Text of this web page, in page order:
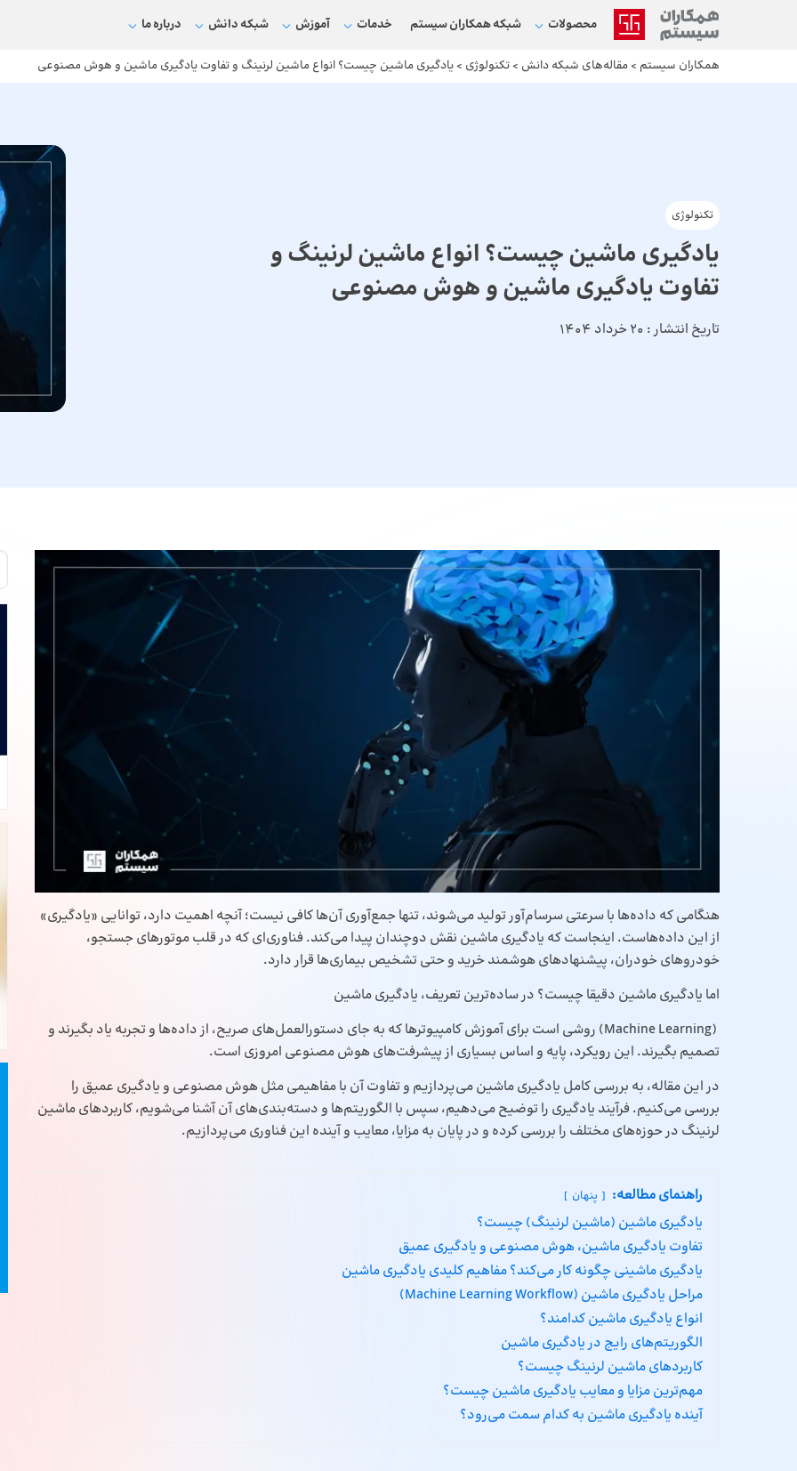
محصولات شبکه‌ همکاران سیستم خدمات آموزش شبکه دانش درباره ما
همکاران سیستم > مقاله‌های شبکه دانش > تکنولوژی > یادگیری ماشین چیست؟ انواع ماشین لرنینگ و تفاوت یادگیری ماشین و هوش مصنوعی
تکنولوژی
یادگیری ماشین چیست؟ انواع ماشین لرنینگ و
تفاوت یادگیری ماشین و هوش مصنوعی
تاریخ انتشار : 20 خرداد 1404
هنگامی که داده‌ها با سرعتی سرسام‌آور تولید می‌شوند، تنها جمع‌آوری آن‌ها کافی نیست؛ آنچه اهمیت دارد، توانایی «یادگیری»
از این داده‌هاست. اینجاست که یادگیری ماشین نقش دوچندان پیدا می‌کند. فناوری‌ای که در قلب موتورهای جستجو،
خودروهای خودران، پیشنهادهای هوشمند خرید و حتی تشخیص بیماری‌ها قرار دارد.
اما یادگیری ماشین دقیقا چیست؟ در ساده‌ترین تعریف، یادگیری ماشین
(Machine Learning) روشی است برای آموزش کامپیوترها که به جای دستورالعمل‌های صریح، از داده‌ها و تجربه یاد بگیرند و
تصمیم بگیرند. این رویکرد، پایه و اساس بسیاری از پیشرفت‌های هوش مصنوعی امروزی است.
در این مقاله، به بررسی کامل یادگیری ماشین می‌پردازیم و تفاوت آن با مفاهیمی مثل هوش مصنوعی و یادگیری عمیق را
بررسی می‌کنیم. فرآیند یادگیری را توضیح می‌دهیم، سپس با الگوریتم‌ها و دسته‌بندی‌های آن آشنا می‌شویم، کاربردهای ماشین
لرنینگ در حوزه‌های مختلف را بررسی کرده و در پایان به مزایا، معایب و آینده این فناوری می‌پردازیم.
راهنمای مطالعه: پنهان
یادگیری ماشین (ماشین لرنینگ) چیست؟
تفاوت یادگیری ماشین، هوش مصنوعی و یادگیری عمیق
یادگیری ماشینی چگونه کار می‌کند؟ مفاهیم کلیدی یادگیری ماشین
مراحل یادگیری ماشین (Machine Learning Workflow)
انواع یادگیری ماشین کدامند؟
الگوریتم‌های رایج در یادگیری ماشین
کاربردهای ماشین لرنینگ چیست؟
مهم‌ترین مزایا و معایب یادگیری ماشین چیست؟
آینده یادگیری ماشین به کدام سمت می‌ر‌ود؟